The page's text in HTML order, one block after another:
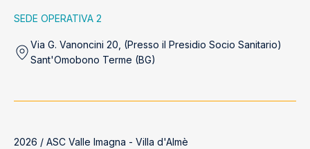
SEDE OPERATIVA 2
Via G. Vanoncini 20, (Presso il Presidio Socio Sanitario)
Sant'Omobono Terme (BG)
2026 / ASC Valle Imagna - Villa d'Almè